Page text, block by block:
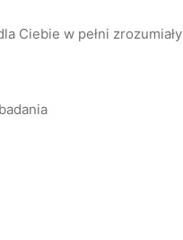
Ciebie w pełni zrozumiały